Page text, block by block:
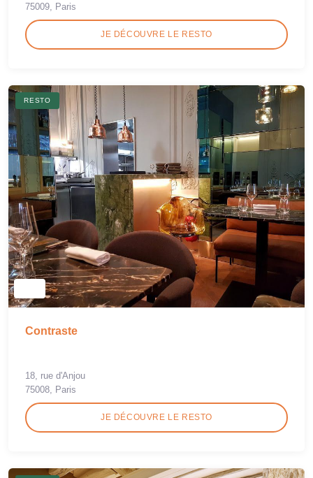
75009, Paris
JE DÉCOUVRE LE RESTO
RESTO
Contraste
18, rue d'Anjou
75008, Paris
JE DÉCOUVRE LE RESTO